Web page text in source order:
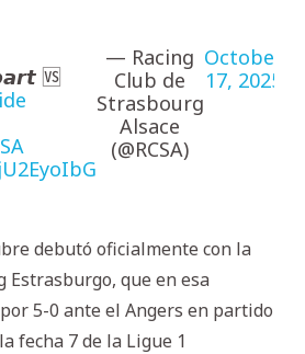
🆚
— Racing
Club de
Strasbourg
Alsace
(@RCSA)
October
17, 2025
debutó oficialmente con la
Estrasburgo, que en esa
5-0 ante el Angers en partido
fecha 7 de la Ligue 1